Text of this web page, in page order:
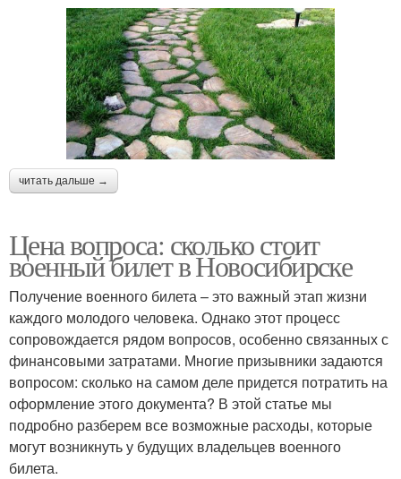
читать дальше →
Цена вопроса: сколько стоит
военный билет в Новосибирске
Получение военного билета – это важный этап жизни
каждого молодого человека. Однако этот процесс
сопровождается рядом вопросов, особенно связанных с
финансовыми затратами. Многие призывники задаются
вопросом: сколько на самом деле придется потратить на
оформление этого документа? В этой статье мы
подробно разберем все возможные расходы, которые
могут возникнуть у будущих владельцев военного
билета.